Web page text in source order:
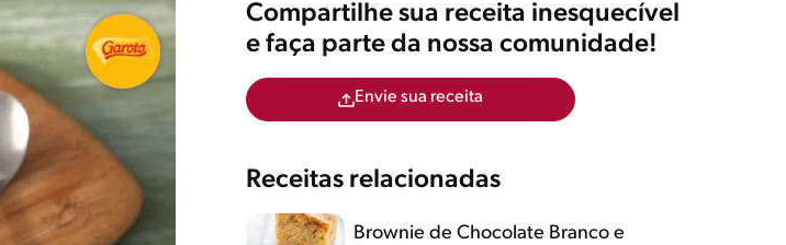
Compartilhe sua receita inesquecível
e faça parte da nossa comunidade!
Envie sua receita
Receitas relacionadas
Brownie de Chocolate Branco e